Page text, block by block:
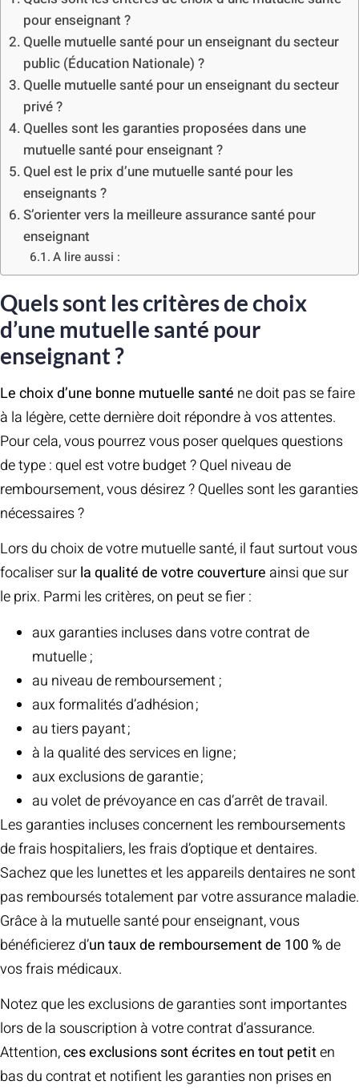
pour enseignant ?
Quelle mutuelle santé pour un enseignant du secteur
public (Éducation Nationale) ?
Quelle mutuelle santé pour un enseignant du secteur
privé ?
Quelles sont les garanties proposées dans une
mutuelle santé pour enseignant ?
Quel est le prix d’une mutuelle santé pour les
enseignants ?
S’orienter vers la meilleure assurance santé pour
enseignant
A lire aussi :
Quels sont les critères de choix
d’une mutuelle santé pour
enseignant ?
Le choix d’une bonne mutuelle santé ne doit pas se faire
à la légère, cette dernière doit répondre à vos attentes.
Pour cela, vous pourrez vous poser quelques questions
de type : quel est votre budget ? Quel niveau de
remboursement, vous désirez ? Quelles sont les garanties
nécessaires ?
Lors du choix de votre mutuelle santé, il faut surtout vous
focaliser surla qualité de votre couverture ainsi que sur
le prix. Parmi les critères, on peut se fier :
aux garanties incluses dans votre contrat de
mutuelle ;
au niveau de remboursement ;
aux formalités d’adhésion ;
au tiers payant ;
à la qualité des services en ligne ;
aux exclusions de garantie ;
au volet de prévoyance en cas d’arrêt de travail.
Les garanties incluses concernent les remboursements
de frais hospitaliers, les frais d’optique et dentaires.
Sachez que les lunettes et les appareils dentaires ne sont
pas remboursés totalement par votre assurance maladie.
Grâce à la mutuelle santé pour enseignant, vous
bénéficierez d’un taux de remboursement de 100 %de
vos frais médicaux.
Notez que les exclusions de garanties sont importantes
lors de la souscription à votre contrat d’assurance.
Attention,ces exclusions sont écrites en tout petiten
bas du contrat et notifient les garanties non prises en